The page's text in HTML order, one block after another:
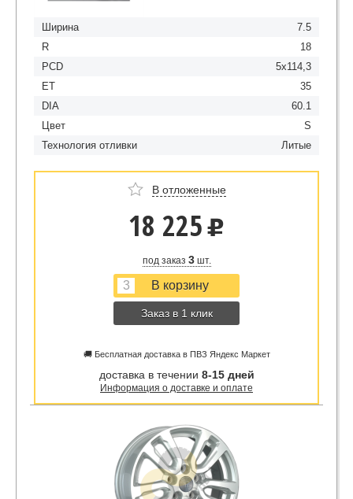
Ширина
7.5
R
18
PCD
5x114,3
ET
35
DIA
60.1
Цвет
S
Технология отливки
Литые
В отложенные
18 225 u
под заказ 3шт.
Заказ в 1 клик
🚚 Бесплатная доставка в ПВЗ Яндекс Маркет
доставка в течении 8-15 дней
Информация о доставке и оплате